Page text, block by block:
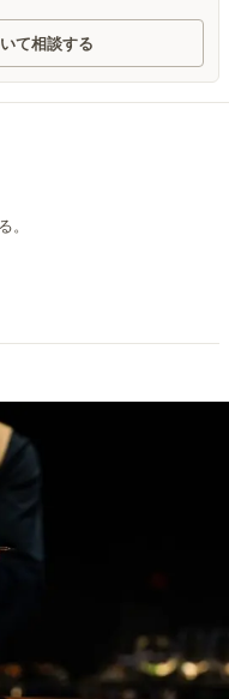
て相談する
。